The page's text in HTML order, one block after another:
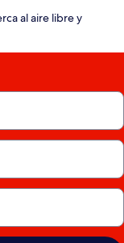
al aire libre y